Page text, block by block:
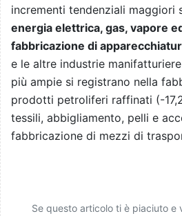
incrementi tendenziali maggiori
energia elettrica, gas, vapore
fabbricazione di
e le altre industrie
più ampie si registrano nella
prodotti petroliferi raffinati (-
tessili, abbigliamento, pelli e
fabbricazione di mezzi di
Se questo articolo ti è piaciuto e